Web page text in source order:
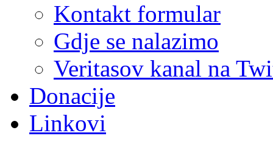
Kontakt formular
Gdje se nalazimo
Veritasov kanal na
Donacije
Linkovi